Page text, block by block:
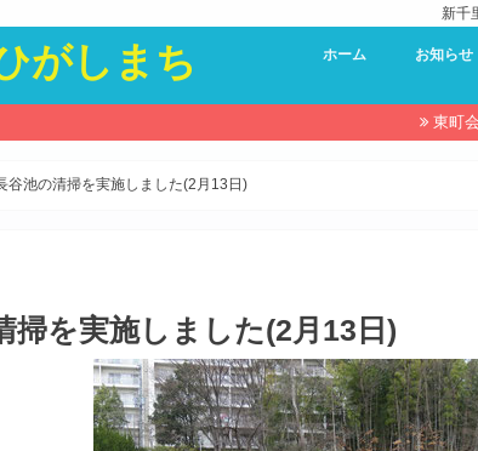
新千
がしまち ホーム お知らせ
東町
谷池の清掃を実施しました(2月13日)
掃を実施しました(2月13日)